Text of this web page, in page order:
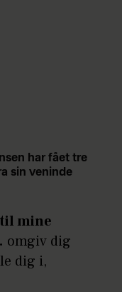
har fået tre
sin veninde
mine
omgiv dig
dig i,